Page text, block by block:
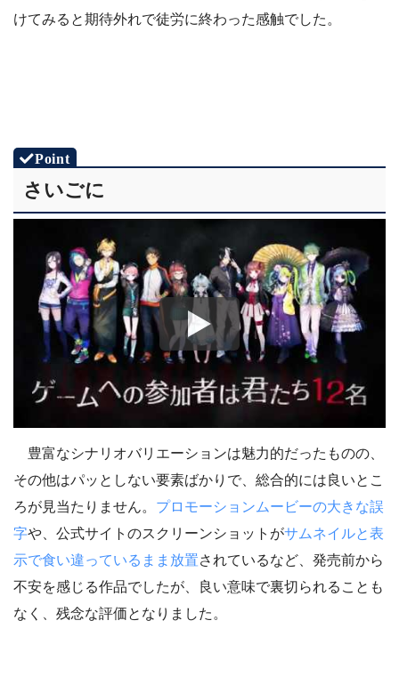
けてみると期待外れで徒労に終わった感触でした。
さいごに
豊富なシナリオバリエーションは魅力的だったものの、
その他はパッとしない要素ばかりで、総合的には良いとこ
ろが見当たりません。 プロモーションムービーの大きな誤
字や、公式サイトのスクリーンショットがサムネイルと表
示で食い違っているまま放置されているなど、発売前から
不安を感じる作品でしたが、良い意味で裏切られることも
なく、残念な評価となりました。